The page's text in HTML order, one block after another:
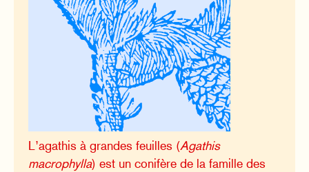
L’agathis à grandes feuilles (Agathis
macrophylla) est un conifère de la famille des